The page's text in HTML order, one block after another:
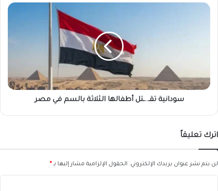
سودانية
سودانية تقـ..ـتل أطفالها الثلاثة بالسم في مصر
اترك تعليقاً
لن يتم نشر عنوان بريدك الإلكتروني. الحقول الإلزامية مشار إليها بـ*